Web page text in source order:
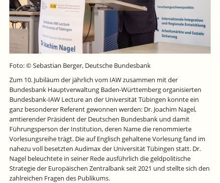
Foto: © Sebastian Berger, Deutsche Bundesbank
Zum 10. Jubiläum der jährlich vom IAW zusammen mit der
Bundesbank Hauptverwaltung Baden-Württemberg organisierten
Bundesbank-IAW Lecture an der Universität Tübingen konnte ein
ganz besonderer Referent gewonnen werden: Dr. Joachim Nagel,
amtierender Präsident der Deutschen Bundesbank und damit
Führungsperson der Institution, deren Name die renommierte
Vorlesungsreihe trägt. Die auf Englisch gehaltene Vorlesung fand im
nahezu voll besetzten Audimax der Universität Tübingen statt. Dr.
Nagel beleuchtete in seiner Rede ausführlich die geldpolitische
Strategie der Europäischen Zentralbank seit 2021 und stellte sich den
zahlreichen Fragen des Publikums.